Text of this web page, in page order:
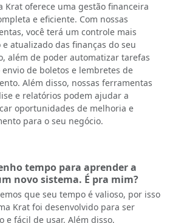
Krat oferece uma gestão financeira
e eficiente. Com nossas
você terá um controle mais
e atualizado das finanças do seu
além de poder automatizar tarefas
envio de boletos e lembretes de
Além disso, nossas ferramentas
e relatórios podem ajudar a
oportunidades de melhoria e
para o seu negócio.
tempo para aprender a
novo sistema. É pra mim?
que seu tempo é valioso, por isso
Krat foi desenvolvido para ser
e fácil de usar. Além disso,